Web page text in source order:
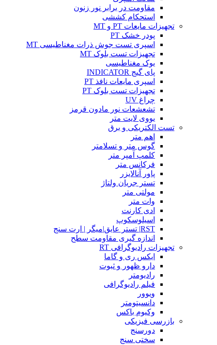
مقاومت در برابر نور زنون
استحکام کششی
تجهیزات مایعات PT و MT
پودر خشک PT
اسپری تست جوش ذرات مغناطیسی MT
تجهیزات تست بلوک MT
یوک مغناطیسی
پای گیج INDICATOR
اسپری مایعات نافذ PT
تجهیزات تست بلوک PT
چراغ UV
تشعشعات نور مادون قرمز
یووی لایت متر
تست الکتریکی و برق
اهم متر
گوس متر و تسلامتر
کلمپ آمپر متر
فرکانس متر
پاور آنالایزر
تستر جریان ولتاژ
مولتی متر
وات متر
ادی کارنت
اسیلوسکوپ
RST| تستر عایق|میگر | ارت سنج
اندازه گیری مقاومت سطح
تجهیزات رادیوگرافی RT
ایکس ری و گاما
دارو ظهور و ثبوت
رادیومتر
فیلم رادیوگرافی
ویوور
دانسیتومتر
وکیوم باکس
بازرسی فیزیکی
دورسنج
سختی سنج